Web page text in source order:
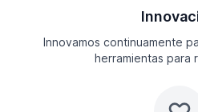
Innovamos continuamente
herramientas para